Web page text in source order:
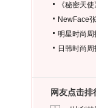
《秘密天
NewFace
明星时尚
日韩时尚周
网友点击排